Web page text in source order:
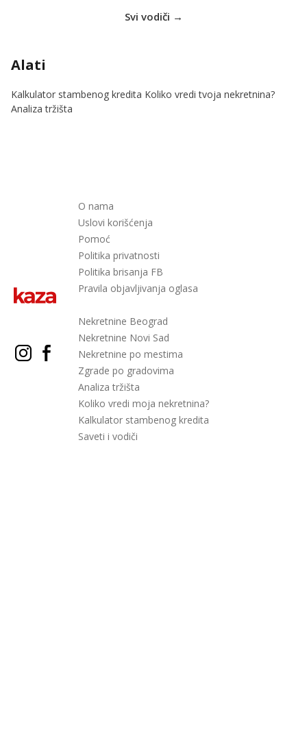
Svi vodiči →
Alati
Kalkulator stambenog kredita Koliko vredi tvoja nekretnina?
Analiza tržišta
O nama
Uslovi korišćenja
Pomoć
Politika privatnosti
Politika brisanja FB
Pravila objavljivanja oglasa
Nekretnine Beograd
Nekretnine Novi Sad
Nekretnine po mestima
Zgrade po gradovima
Analiza tržišta
Koliko vredi moja nekretnina?
Kalkulator stambenog kredita
Saveti i vodiči